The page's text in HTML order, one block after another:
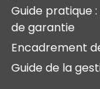
Guide pratique
de garantie
Encadrement
Guide de la